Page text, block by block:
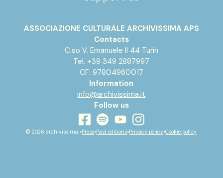
ASSOCIAZIONE CULTURALE ARCHIVISSIMA APS
Contacts
C.so V. Emanuele II 44 Turin
Tel. +39 349 2887997
CF: 97804960017
Information
info@archivissima.it
Follow us
facebook
spotifyyoutubeinstagram
© 2026 archivissima •Press•Past editions•Privacy policy•Cookie policy